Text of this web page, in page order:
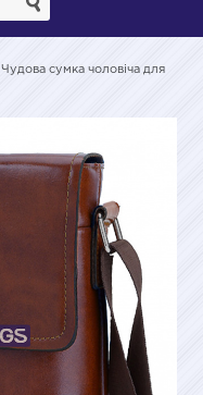
Чудова сумка чоловіча для